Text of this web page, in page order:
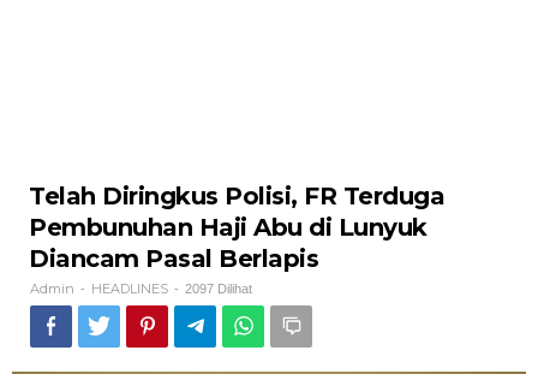
Telah Diringkus Polisi, FR Terduga
Pembunuhan Haji Abu di Lunyuk
Diancam Pasal Berlapis
Admin - HEADLINES - 2097 Dilihat